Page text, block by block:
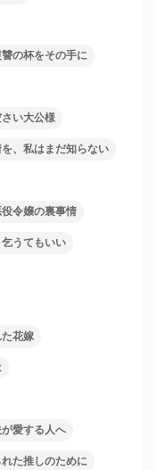
の杯をその手に
い大公様
、私はまだ知らない
令嬢の裏事情
うてもいい
花嫁
愛する人へ
れた推しのために